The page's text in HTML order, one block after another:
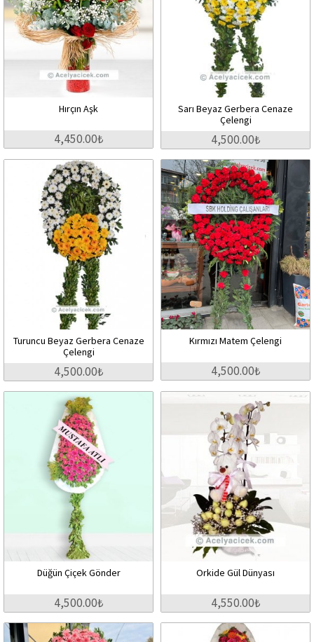
Hırçın Aşk
4,450.00₺
Sarı Beyaz Gerbera Cenaze
Çelengi
4,500.00₺
Turuncu Beyaz Gerbera Cenaze
Çelengi
4,500.00₺
Kırmızı Matem Çelengi
4,500.00₺
Düğün Çiçek Gönder
4,500.00₺
Orkide Gül Dünyası
4,550.00₺